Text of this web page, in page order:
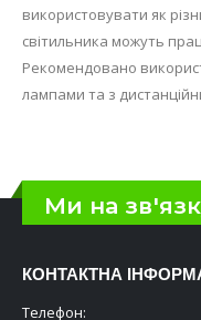
використовувати як
світильника можуть
Рекомендовано
лампами та з
Ми на
КОНТАКТНА
Телефон: